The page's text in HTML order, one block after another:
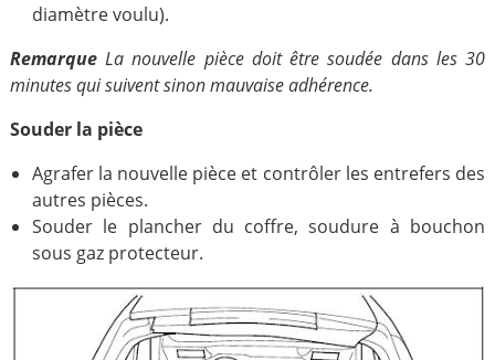
diamètre voulu).
RemarqueLa nouvelle pièce doit être soudée dans les 30
minutes qui suivent sinon mauvaise adhérence.
Souder la pièce
Agrafer la nouvelle pièce et contrôler les entrefers des
autres pièces.
Souder le plancher du coffre, soudure à bouchon
sous gaz protecteur.